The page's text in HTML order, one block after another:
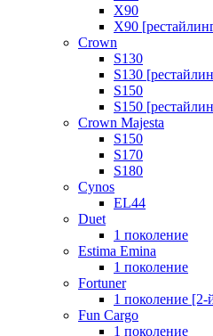
X90
X90
Crown
S130
S130
S150
S150
Crown Majesta
S150
S170
S180
Cynos
EL44
Duet
1 поколение
Estima Emina
1 поколение
Fortuner
1 поколение [2-
Fun Cargo
1 поколение